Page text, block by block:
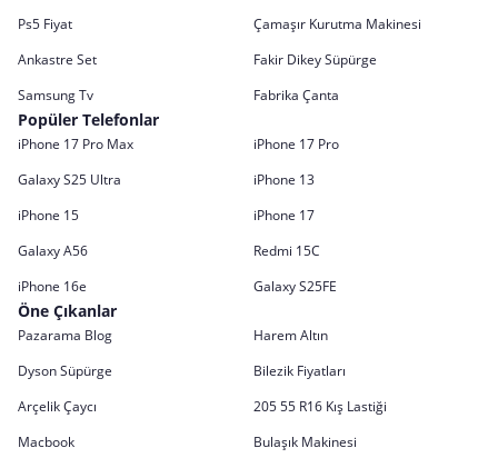
Ps5 Fiyat
Çamaşır Kurutma Makinesi
Ankastre Set
Fakir Dikey Süpürge
Samsung Tv
Fabrika Çanta
Popüler Telefonlar
iPhone 17 Pro Max
iPhone 17 Pro
Galaxy S25 Ultra
iPhone 13
iPhone 15
iPhone 17
Galaxy A56
Redmi 15C
iPhone 16e
Galaxy S25FE
Öne Çıkanlar
Pazarama Blog
Harem Altın
Dyson Süpürge
Bilezik Fiyatları
Arçelik Çaycı
205 55 R16 Kış Lastiği
Macbook
Bulaşık Makinesi